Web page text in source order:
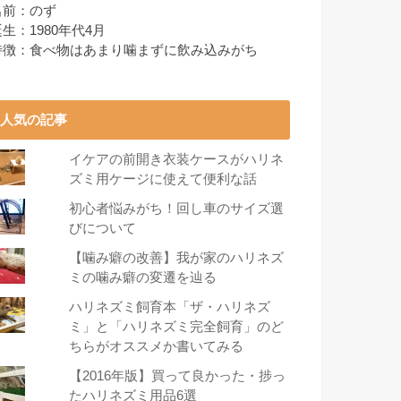
前：のず
：1980年代4月
徴：食べ物はあまり噛まずに飲み込みがち
人気の記事
イケアの前開き衣装ケースがハリネ
ズミ用ケージに使えて便利な話
初心者悩みがち！回し車のサイズ選
びについて
【噛み癖の改善】我が家のハリネズ
ミの噛み癖の変遷を辿る
ハリネズミ飼育本「ザ・ハリネズ
ミ」と「ハリネズミ完全飼育」のど
ちらがオススメか書いてみる
【2016年版】買って良かった・捗っ
たハリネズミ用品6選